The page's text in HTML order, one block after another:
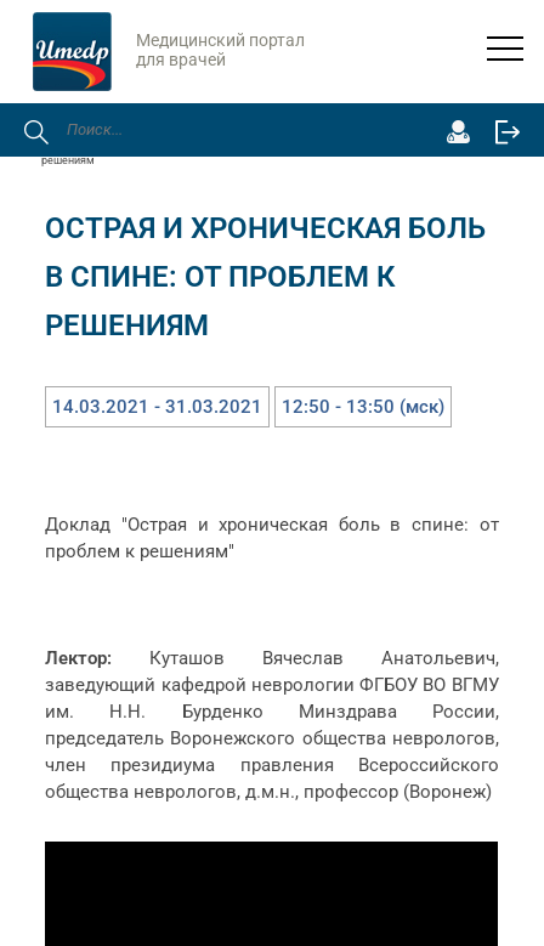
Медицинский портал
для врачей
Главная Онлайн-мероприятия Острая и хроническая боль в спине: от проблем к
решениям
ОСТРАЯ И ХРОНИЧЕСКАЯ БОЛЬ
В СПИНЕ: ОТ ПРОБЛЕМ К
РЕШЕНИЯМ
14.03.2021 - 31.03.2021 12:50 - 13:50 (мск)
Доклад "Острая и хроническая боль в спине: от
проблем к решениям"
Лектор: Куташов Вячеслав Анатольевич,
заведующий кафедрой неврологии ФГБОУ ВО ВГМУ
им. Н.Н. Бурденко Минздрава России,
председатель Воронежского общества неврологов,
член президиума правления Всероссийского
общества неврологов, д.м.н., профессор (Воронеж)